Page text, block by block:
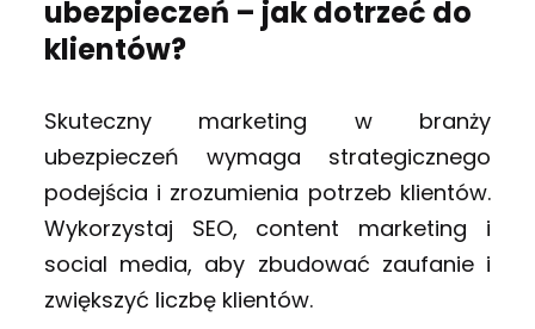
ubezpieczeń – jak dotrzeć do
klientów?
Skuteczny marketing w branży
ubezpieczeń wymaga strategicznego
podejścia i zrozumienia potrzeb klientów.
Wykorzystaj SEO, content marketing i
social media, aby zbudować zaufanie i
zwiększyć liczbę klientów.